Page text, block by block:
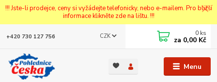
!!! Jste-li prodejce, ceny si vyžádejte telefonicky, nebo e-mailem. Pro bližší
informace klikněte zde na lištu. !!!
Menu
CZK
+420 730 127 756 0 ks
za 0,00 Kč